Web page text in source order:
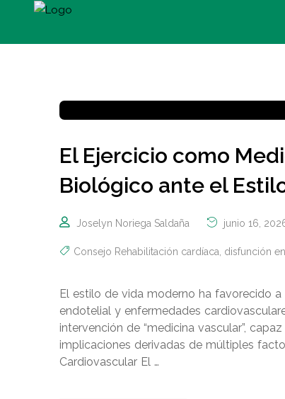
El Ejercicio como
Biológico ante el
Joselyn Noriega Saldaña junio 16,
Consejo Rehabilitación cardíaca disfunción
El estilo de vida moderno ha favorecido
endotelial y enfermedades
intervención de “medicina vascular”,
implicaciones derivadas de múltiples
Cardiovascular El …